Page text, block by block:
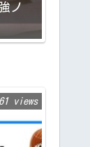
ノ
views